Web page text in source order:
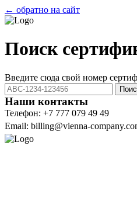
← обратно на сайт
Поиск
Введите сюда свой номер
Наши контакты
Телефон: +7 777 079 49 49
Email: billing@vienna-